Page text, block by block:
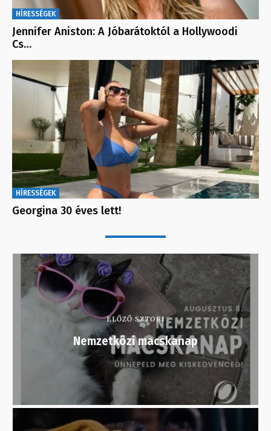
HÍRESSÉGEK
Jennifer Aniston: A Jóbarátoktól a Hollywoodi
Cs…
HÍRESSÉGEK
Georgina 30 éves lett!
ELŐZŐ SZTORI
Nemzetközi macskanap